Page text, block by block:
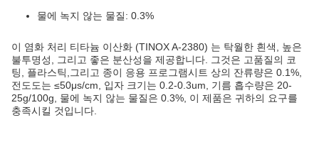
물에 녹지 않는 물질: 0.3%
이 염화 처리 티타늄 이산화 (TINOX A-2380) 는 탁월한 흰색, 높은
불투명성, 그리고 좋은 분산성을 제공합니다. 그것은 고품질의 코
팅, 플라스틱,그리고 종이 응용 프로그램시트 상의 잔류량은 0.1%,
전도도는 ≤50μs/cm, 입자 크기는 0.2-0.3um, 기름 흡수량은 20-
25g/100g, 물에 녹지 않는 물질은 0.3%, 이 제품은 귀하의 요구를
충족시킬 것입니다.